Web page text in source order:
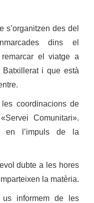
s’organitzen des del
dins el
el viatge a
i que està
coordinacions de
Comunitari».
en l’impuls de la
dubte a les hores
la matèria.
informem de les